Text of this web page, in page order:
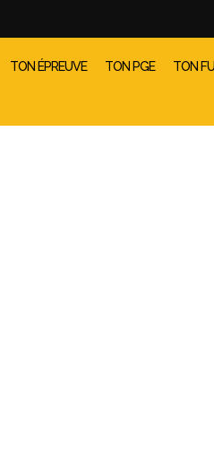
TON ÉPREUVE TON PGE TON